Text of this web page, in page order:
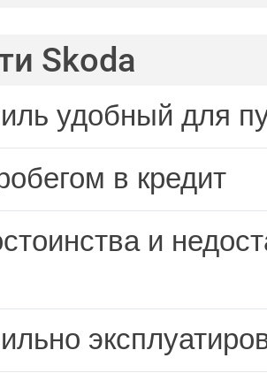
Skoda
удобный для
в кредит
и